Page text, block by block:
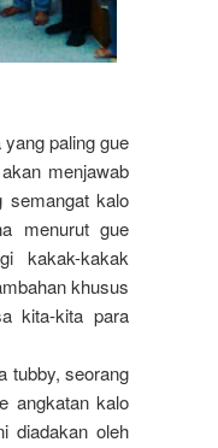
paling gue
menjawab
semangat kalo
menurut gue
kakak-kakak
khusus
kita-kita para
tubby, seorang
angkatan kalo
diadakan oleh